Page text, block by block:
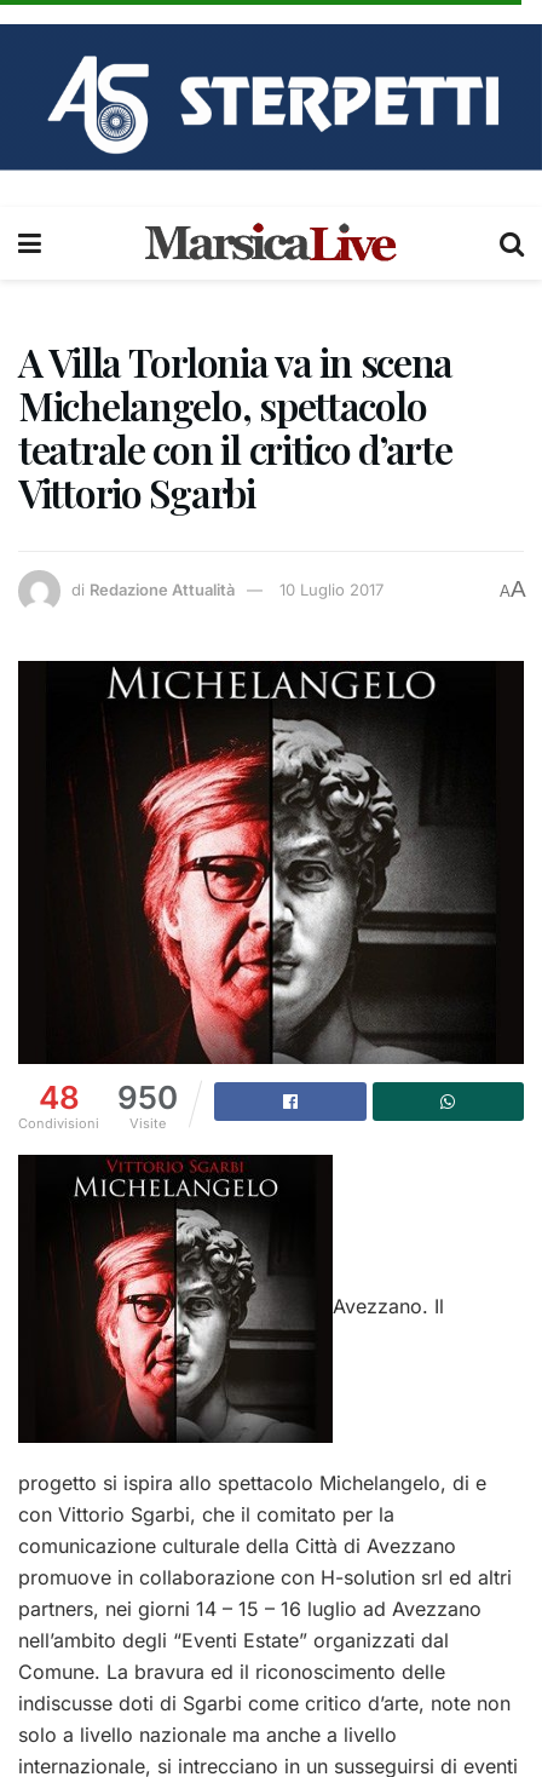
A Villa Torlonia va in scena
Michelangelo, spettacolo
teatrale con il critico d’arte
Vittorio Sgarbi
di Redazione Attualità 10 Luglio 2017 AA
48
Condivisioni
950
Visite
Avezzano. Il
progetto si ispira allo spettacolo Michelangelo, di e
con Vittorio Sgarbi, che il comitato per la
comunicazione culturale della Città di Avezzano
promuove in collaborazione con H-solution srl ed altri
partners, nei giorni 14 – 15 – 16 luglio ad Avezzano
nell’ambito degli “Eventi Estate” organizzati dal
Comune. La bravura ed il riconoscimento delle
indiscusse doti di Sgarbi come critico d’arte, note non
solo a livello nazionale ma anche a livello
internazionale, si intrecciano in un susseguirsi di eventi